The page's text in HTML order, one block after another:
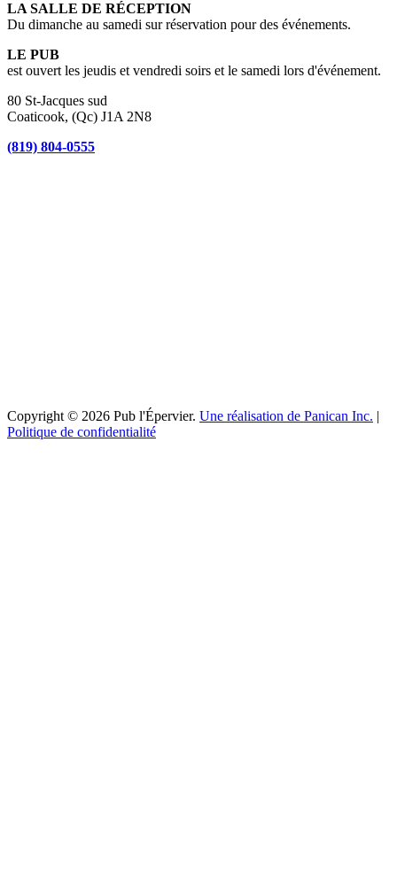
LA SALLE DE RÉCEPTION
Du dimanche au samedi sur réservation pour des événements.
LE PUB
est ouvert les jeudis et vendredi soirs et le samedi lors d'événement.
80 St-Jacques sud
Coaticook, (Qc) J1A 2N8
(819) 804-0555
Copyright © 2026 Pub l'Épervier. Une réalisation de Panican Inc. |
Politique de confidentialité